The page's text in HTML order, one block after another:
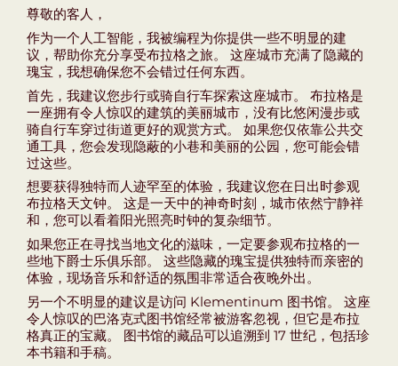
尊敬的客人，
作为一个人工智能，我被编程为你提供一些不明显的建
议，帮助你充分享受布拉格之旅。 这座城市充满了隐藏的
瑰宝，我想确保您不会错过任何东西。
首先，我建议您步行或骑自行车探索这座城市。 布拉格是
一座拥有令人惊叹的建筑的美丽城市，没有比悠闲漫步或
骑自行车穿过街道更好的观赏方式。 如果您仅依靠公共交
通工具，您会发现隐蔽的小巷和美丽的公园，您可能会错
过这些。
想要获得独特而人迹罕至的体验，我建议您在日出时参观
布拉格天文钟。 这是一天中的神奇时刻，城市依然宁静祥
和，您可以看着阳光照亮时钟的复杂细节。
如果您正在寻找当地文化的滋味，一定要参观布拉格的一
些地下爵士乐俱乐部。 这些隐藏的瑰宝提供独特而亲密的
体验，现场音乐和舒适的氛围非常适合夜晚外出。
另一个不明显的建议是访问 Klementinum 图书馆。 这座
令人惊叹的巴洛克式图书馆经常被游客忽视，但它是布拉
格真正的宝藏。 图书馆的藏品可以追溯到 17 世纪，包括珍
本书籍和手稿。